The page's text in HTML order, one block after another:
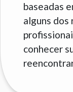
baseadas
alguns dos
conhecer